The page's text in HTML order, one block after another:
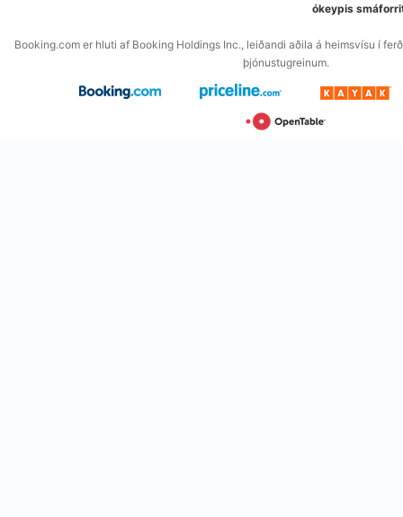
ókeypis
Booking.com er hluti af Booking Holdings Inc., leiðandi aðila á heimsvísu í
þjónustugreinum.